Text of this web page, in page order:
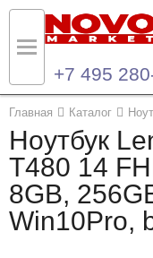
+7 495
Главная Каталог
Ноутбук
T480 14
8GB,
Win10Pro,
Назад
Каталог продукции
Ноутбуки и ультрабуки
Компьютеры
Назад
Контакты
Контактная информация